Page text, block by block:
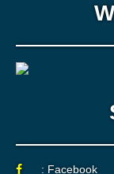
: Facebook